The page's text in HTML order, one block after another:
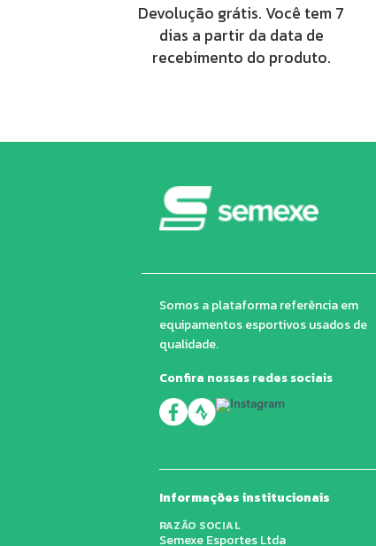
Devolução grátis. Você tem 7
dias a partir da data de
recebimento do produto.
Somos a plataforma referência em
equipamentos esportivos usados de
qualidade.
Confira nossas redes sociais
Informações institucionais
RAZÃO SOCIAL
Semexe Esportes Ltda